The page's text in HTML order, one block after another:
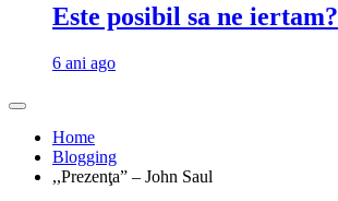
Este posibil sa ne iertam?
6 ani ago
Home
Blogging
,,Prezenţa” – John Saul